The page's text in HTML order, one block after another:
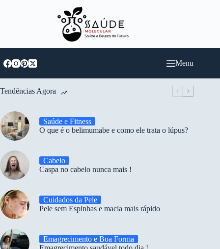
Menu
Tendências Agora
Saúde e Fitness
O que é o belimumabe e como ele trata o lúpus?
Cabelo
Caspa no cabelo nunca mais !
Cuidados da Pele
Pele sem Espinhas e macia mais rápido
Emagrecimento e Boa Forma